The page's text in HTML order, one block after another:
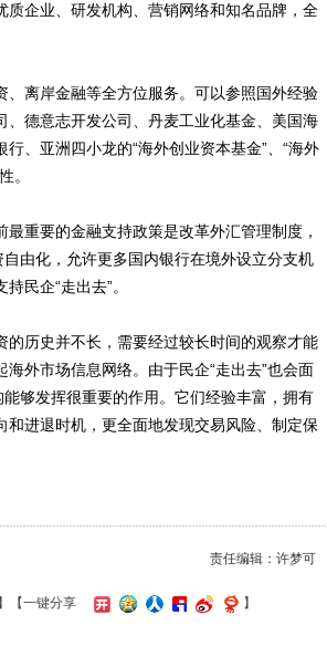
企业、研发机构、营销网络和知名品牌，全
离岸金融等全方位服务。可以参照国外经验
德意志开发公司、丹麦工业化基金、美国海
、亚洲四小龙的“海外创业资本基金”、“海外
。
重要的金融支持政策是改革外汇管理制度，
由化，允许更多国内银行在境外设立分支机
民企“走出去”。
历史并不长，需要经过较长时间的观察才能
外市场信息网络。由于民企“走出去”也会面
够发挥很重要的作用。它们经验丰富，拥有
进退时机，更全面地发现交易风险、制定保
责任编辑：许梦可
】 【一键分享 】